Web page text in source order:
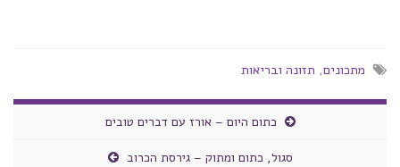
מתכונים, תזונה ובריאות
כתום היום – אורז עם דברים טובים
סגול, כתום ומתוק – גירסת הכרוב